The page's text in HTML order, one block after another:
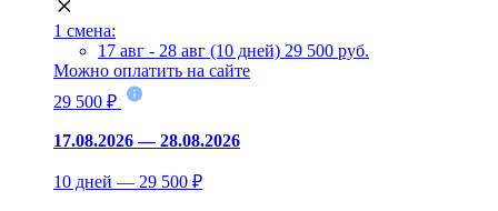
1 смена:
17 авг - 28 авг (10 дней) 29 500 руб.
Можно оплатить на сайте
29 500 ₽
17.08.2026 — 28.08.2026
10 дней — 29 500 ₽